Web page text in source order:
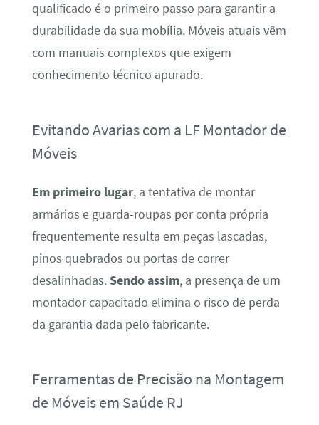
qualificado é o primeiro passo para garantir a
durabilidade da sua mobília. Móveis atuais vêm
com manuais complexos que exigem
conhecimento técnico apurado.
Evitando Avarias com a LF Montador de
Móveis
Em primeiro lugar, a tentativa de montar
armários e guarda-roupas por conta própria
frequentemente resulta em peças lascadas,
pinos quebrados ou portas de correr
desalinhadas. Sendo assim, a presença de um
montador capacitado elimina o risco de perda
da garantia dada pelo fabricante.
Ferramentas de Precisão na Montagem
de Móveis em Saúde RJ